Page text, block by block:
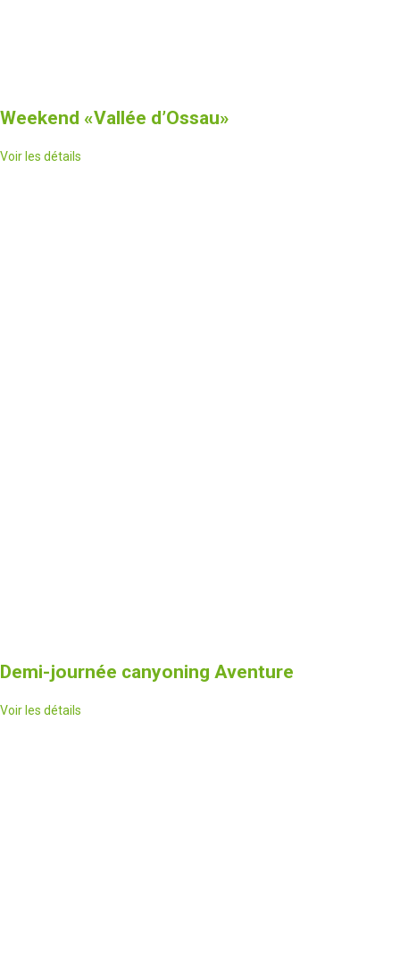
Weekend «Vallée d’Ossau»
Voir les détails
Demi-journée canyoning Aventure
Voir les détails